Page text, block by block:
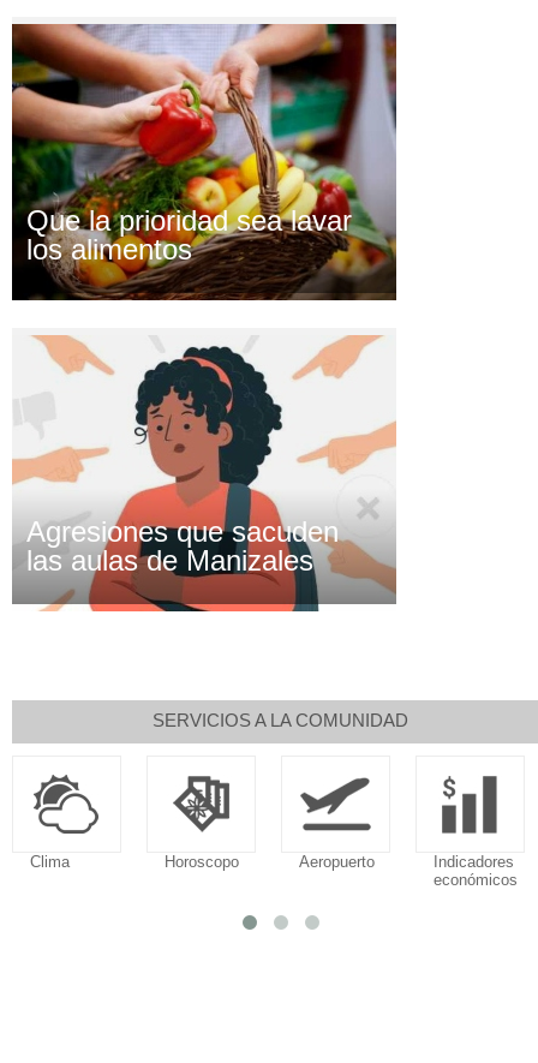
Que la prioridad sea lavar
los alimentos
Agresiones que sacuden
las aulas de Manizales
SERVICIOS A LA COMUNIDAD
Clima Horoscopo Aeropuerto
Indicadores
económicos